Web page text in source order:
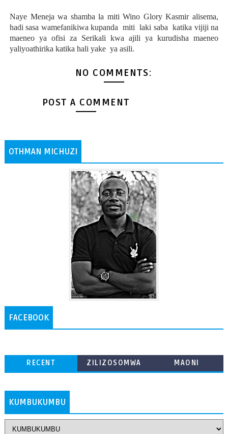
Naye Meneja wa shamba la miti Wino Glory Kasmir alisema,
hadi sasa wamefanikiwa kupanda miti laki saba katika vijiji na
maeneo ya ofisi za Serikali kwa ajili ya kurudisha maeneo
yaliyoathirika katika hali yake ya asili.
NO COMMENTS:
POST A COMMENT
OTHMAN MICHUZI
FACEBOOK
RECENT
ZILIZOSOMWA
MAONI
KUMBUKUMBU